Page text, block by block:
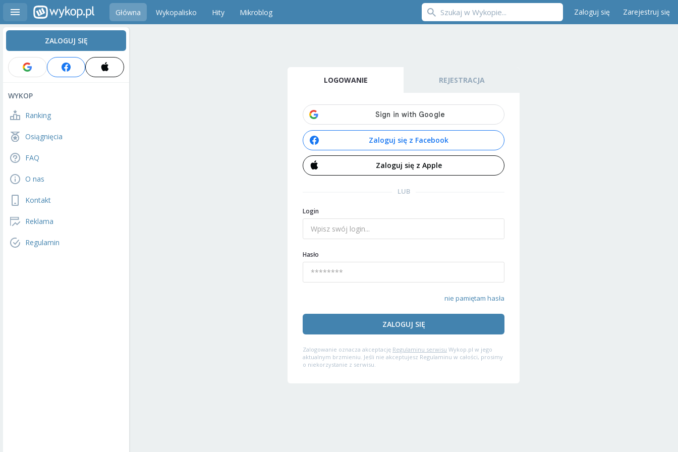
Główna Wykopalisko Hity Mikroblog Zaloguj się Zarejestruj się
ZALOGUJ SIĘ
WYKOP
Ranking
Osiągnięcia
FAQ
O nas
Kontakt
Reklama
Regulamin
LOGOWANIE REJESTRACJA
Zaloguj się z Facebook
Zaloguj się z Apple
LUB
Login
Hasło
nie pamiętam hasła
ZALOGUJ SIĘ
Zalogowanie oznacza akceptację Regulaminu serwisu Wykop.pl w jego
aktualnym brzmieniu. Jeśli nie akceptujesz Regulaminu w całości, prosimy
o niekorzystanie z serwisu.